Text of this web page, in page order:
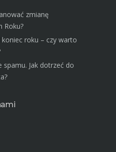
zmianę
Roku?
koniec roku – czy warto
spamu. Jak dotrzeć do